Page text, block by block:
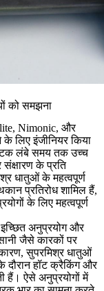
को समझना
, Nimonic, और
के लिए इंजीनियर किया
घटक लंबे समय तक उच्च
के प्रति
धातुओं के महत्वपूर्ण
प्रतिरोध शामिल हैं,
के लिए महत्वपूर्ण
अनुप्रयोग और
जैसे कारकों पर
सुपरमिश्र धातुओं
दौरान हॉट क्रैकिंग और
हैं। ऐसे अनुप्रयोगों में